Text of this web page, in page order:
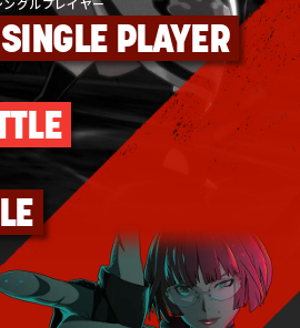
SINGLE PLAYER